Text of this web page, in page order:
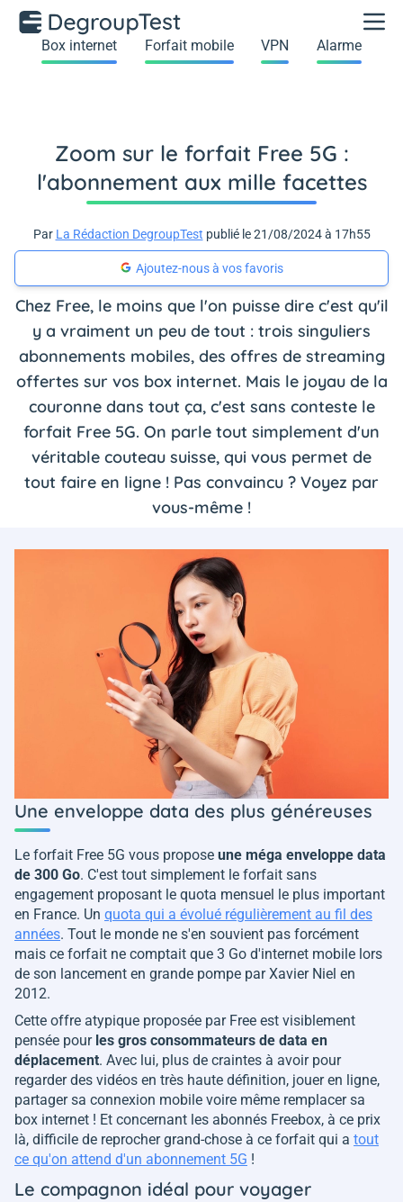
Box internet Forfait mobile VPN Alarme
Zoom sur le forfait Free 5G :
l'abonnement aux mille facettes
Par La Rédaction DegroupTest publié le 21/08/2024 à 17h55
Ajoutez-nous à vos favoris
Chez Free, le moins que l'on puisse dire c'est qu'il
y a vraiment un peu de tout : trois singuliers
abonnements mobiles, des offres de streaming
offertes sur vos box internet. Mais le joyau de la
couronne dans tout ça, c'est sans conteste le
forfait Free 5G. On parle tout simplement d'un
véritable couteau suisse, qui vous permet de
tout faire en ligne ! Pas convaincu ? Voyez par
vous-même !
Une enveloppe data des plus généreuses
Le forfait Free 5G vous propose une méga enveloppe data
de 300 Go. C'est tout simplement le forfait sans
engagement proposant le quota mensuel le plus important
en France. Un quota qui a évolué régulièrement au fil des
années. Tout le monde ne s'en souvient pas forcément
mais ce forfait ne comptait que 3 Go d'internet mobile lors
de son lancement en grande pompe par Xavier Niel en
2012.
Cette offre atypique proposée par Free est visiblement
pensée pour les gros consommateurs de data en
déplacement. Avec lui, plus de craintes à avoir pour
regarder des vidéos en très haute définition, jouer en ligne,
partager sa connexion mobile voire même remplacer sa
box internet ! Et concernant les abonnés Freebox, à ce prix
là, difficile de reprocher grand-chose à ce forfait qui a tout
ce qu'on attend d'un abonnement 5G !
Le compagnon idéal pour voyager